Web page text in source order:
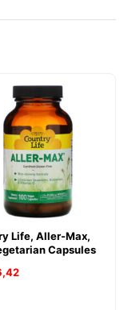
Life, Aller-Max,
Capsules